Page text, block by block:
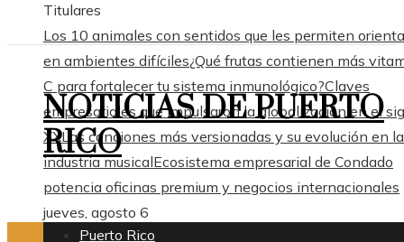
Titulares
Los 10 animales con sentidos que les permiten
en ambientes difíciles¿Qué frutas contienen más
C para fortalecer tu sistema inmunológico?Claves
empresariales que impulsaron la globalización en el
XXLas canciones más versionadas y su evolución en la
industria musicalEcosistema empresarial de Condado
potencia oficinas premium y negocios internacionales
jueves, agosto 6
NOTICIAS DE PUERTO
RICO
Puerto Rico